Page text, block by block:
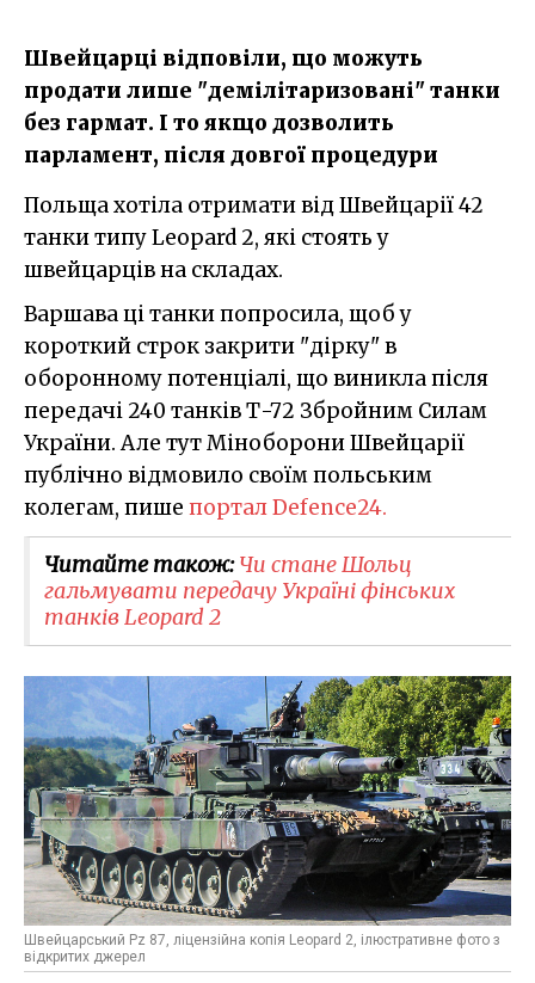
Швейцарці відповіли, що можуть
продати лише "демілітаризовані" танки
без гармат. І то якщо дозволить
парламент, після довгої процедури
Польща хотіла отримати від Швейцарії 42
танки типу Leopard 2, які стоять у
швейцарців на складах.
Варшава ці танки попросила, щоб у
короткий строк закрити "дірку" в
оборонному потенціалі, що виникла після
передачі 240 танків Т-72 Збройним Силам
України. Але тут Міноборони Швейцарії
публічно відмовило своїм польським
колегам, пише портал Defence24.
Читайте також:Чи стане Шольц
гальмувати передачу Україні фінських
танків Leopard 2
Швейцарський Pz 87, ліцензійна копія Leopard 2, ілюстративне фото з
відкритих джерел